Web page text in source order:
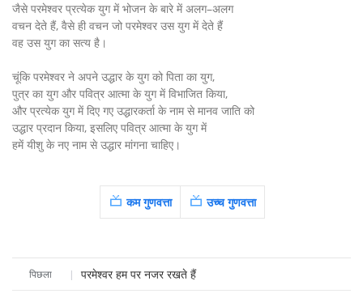
जैसे परमेश्वर प्रत्येक युग में भोजन के बारे में अलग–अलग
वचन देते हैं, वैसे ही वचन जो परमेश्वर उस युग में देते हैं
वह उस युग का सत्य है।
चूंकि परमेश्वर ने अपने उद्धार के युग को पिता का युग,
पुत्र का युग और पवित्र आत्मा के युग में विभाजित किया,
और प्रत्येक युग में दिए गए उद्धारकर्ता के नाम से मानव जाति को
उद्धार प्रदान किया, इसलिए पवित्र आत्मा के युग में
हमें यीशु के नए नाम से उद्धार मांगना चाहिए।
कम गुणवत्ता उच्च गुणवत्ता
पिछला | परमेश्वर हम पर नजर रखते हैं